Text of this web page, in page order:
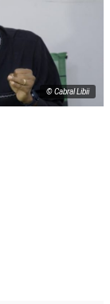
© Cabral Libii